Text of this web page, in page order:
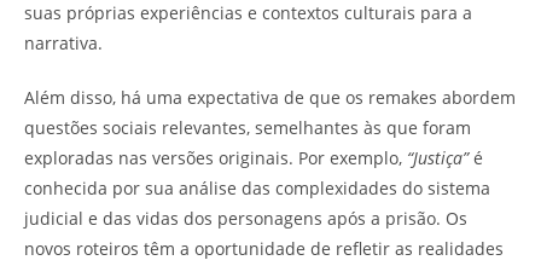
suas próprias experiências e contextos culturais para a
narrativa.
Além disso, há uma expectativa de que os remakes abordem
questões sociais relevantes, semelhantes às que foram
exploradas nas versões originais. Por exemplo, “Justiça”é
conhecida por sua análise das complexidades do sistema
judicial e das vidas dos personagens após a prisão. Os
novos roteiros têm a oportunidade de refletir as realidades